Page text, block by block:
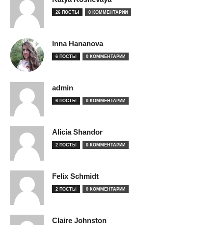
26 ПОСТЫ 0 КОММЕНТАРИИ
Inna Hananova
6 ПОСТЫ 0 КОММЕНТАРИИ
admin
6 ПОСТЫ 0 КОММЕНТАРИИ
Alicia Shandor
2 ПОСТЫ 0 КОММЕНТАРИИ
Felix Schmidt
2 ПОСТЫ 0 КОММЕНТАРИИ
Claire Johnston